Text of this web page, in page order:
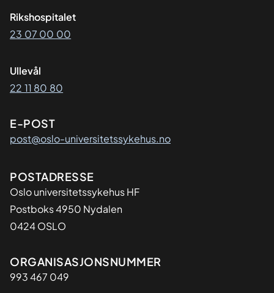
Rikshospitalet
23 07 00 00
Ullevål
22 11 80 80
E-POST
post@oslo-universitetssykehus.no
Adresse
POSTADRESSE
Oslo universitetssykehus HF
Postboks 4950 Nydalen
0424 OSLO
Organisasjon
ORGANISASJONSNUMMER
993 467 049